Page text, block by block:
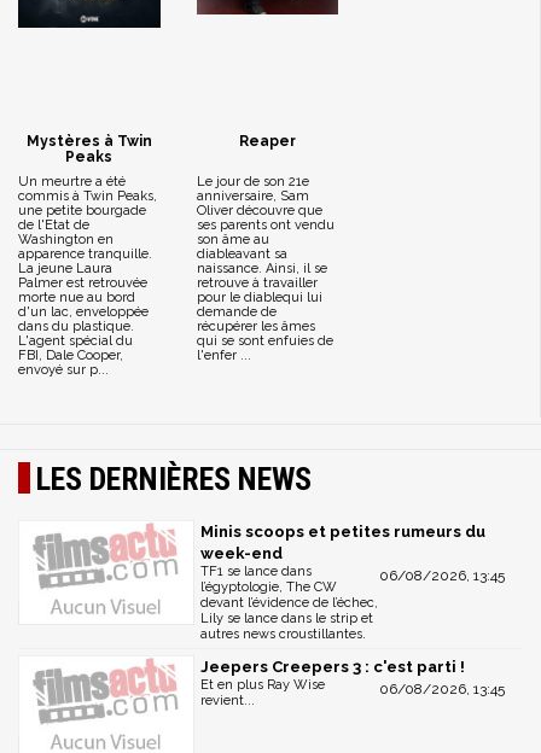
Mystères à Twin
Peaks
Un meurtre a été
commis à Twin Peaks,
une petite bourgade
de l'Etat de
Washington en
apparence tranquille.
La jeune Laura
Palmer est retrouvée
morte nue au bord
d'un lac, enveloppée
dans du plastique.
L'agent spécial du
FBI, Dale Cooper,
envoyé sur p...
Reaper
Le jour de son 21e
anniversaire, Sam
Oliver découvre que
ses parents ont vendu
son âme au
diableavant sa
naissance. Ainsi, il se
retrouve à travailler
pour le diablequi lui
demande de
récupérer les âmes
qui se sont enfuies de
l'enfer ...
LES DERNIÈRES NEWS
Minis scoops et petites rumeurs du
week-end
06/08/2026, 13:45
TF1 se lance dans
l’égyptologie, The CW
devant l’évidence de l’échec,
Lily se lance dans le strip et
autres news croustillantes.
Jeepers Creepers 3 : c'est parti !
06/08/2026, 13:45
Et en plus Ray Wise
revient...